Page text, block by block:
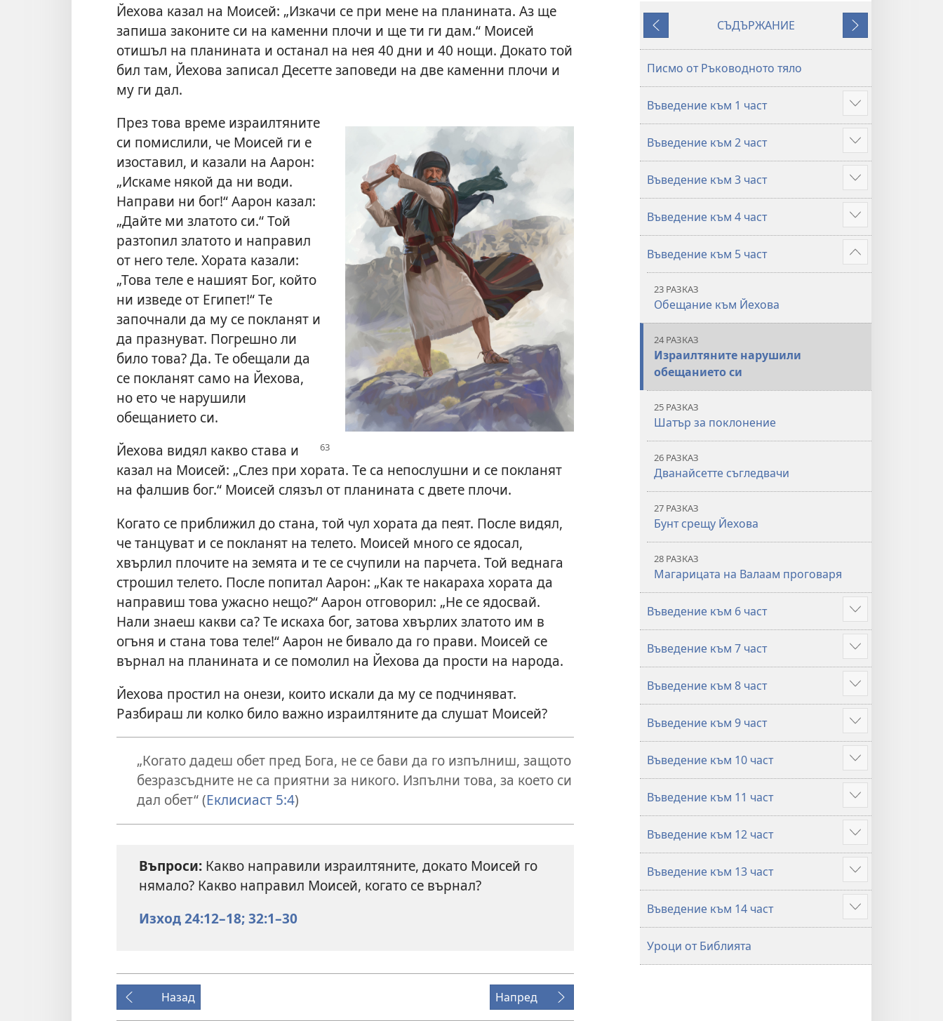
Йехова казал на Моисей: „Изкачи се при мене на планината. Аз ще
запиша законите си на каменни плочи и ще ти ги дам.“ Моисей
отишъл на планината и останал на нея 40 дни и 40 нощи. Докато той
бил там, Йехова записал Десетте заповеди на две каменни плочи и
му ги дал.
През това време израилтяните
си помислили, че Моисей ги е
изоставил, и казали на Аарон:
„Искаме някой да ни води.
Направи ни бог!“ Аарон казал:
„Дайте ми златото си.“ Той
разтопил златото и направил
от него теле. Хората казали:
„Това теле е нашият Бог, който
ни изведе от Египет!“ Те
започнали да му се покланят и
да празнуват. Погрешно ли
било това? Да. Те обещали да
се покланят само на Йехова,
но ето че нарушили
обещанието си.
Йехова видял какво става и
казал на Моисей: „Слез при хората. Те са непослушни и се покланят
на фалшив бог.“ Моисей слязъл от планината с двете плочи.
Когато се приближил до стана, той чул хората да пеят. После видял,
че танцуват и се покланят на телето. Моисей много се ядосал,
хвърлил плочите на земята и те се счупили на парчета. Той веднага
строшил телето. После попитал Аарон: „Как те накараха хората да
направиш това ужасно нещо?“ Аарон отговорил: „Не се ядосвай.
Нали знаеш какви са? Те искаха бог, затова хвърлих златото им в
огъня и стана това теле!“ Аарон не бивало да го прави. Моисей се
върнал на планината и се помолил на Йехова да прости на народа.
Йехова простил на онези, които искали да му се подчиняват.
Разбираш ли колко било важно израилтяните да слушат Моисей?
„Когато дадеш обет пред Бога, не се бави да го изпълниш, защото
безразсъдните не са приятни за никого. Изпълни това, за което си
дал обет“ (Еклисиаст 5:4)
Въпроси: Какво направили израилтяните, докато Моисей го
нямало? Какво направил Моисей, когато се върнал?
Изход 24:12–18;32:1–30
Назад Напред
издания
учим
разказите
в
Библията
аудиофайлове
учим
в
Назад
СЪДЪРЖАНИЕ
Напред
Писмо от Ръководното тяло
Въведение към 1 част
Покажи
повече
Въведение към 2 част
Покажи
повече
Въведение към 3 част
Покажи
повече
Въведение към 4 част
Покажи
повече
Въведение към 5 част
Покажи
повече
23 РАЗКАЗ
Обещание към Йехова
24 РАЗКАЗ
Израилтяните нарушили
обещанието си
25 РАЗКАЗ
Шатър за поклонение
26 РАЗКАЗ
Дванайсетте съгледвачи
27 РАЗКАЗ
Бунт срещу Йехова
28 РАЗКАЗ
Магарицата на Валаам проговаря
Въведение към 6 част
Покажи
повече
Въведение към 7 част
Покажи
повече
Въведение към 8 част
Покажи
повече
Въведение към 9 част
Покажи
повече
Въведение към 10 част
Покажи
повече
Въведение към 11 част
Покажи
повече
Въведение към 12 част
Покажи
повече
Въведение към 13 част
Покажи
повече
Въведение към 14 част
Покажи
повече
Уроци от Библията